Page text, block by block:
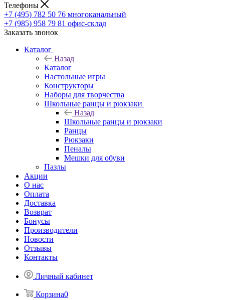
Телефоны
+7 (495) 782 50 76 многоканальный
+7 (985) 958 79 81 офис-склад
Заказать звонок
Каталог
Назад
Каталог
Настольные игры
Конструкторы
Наборы для творчества
Школьные ранцы и рюкзаки
Назад
Школьные ранцы и рюкзаки
Ранцы
Рюкзаки
Пеналы
Мешки для обуви
Пазлы
Акции
О нас
Оплата
Доставка
Возврат
Бонусы
Производители
Новости
Отзывы
Контакты
Личный кабинет
Корзина0